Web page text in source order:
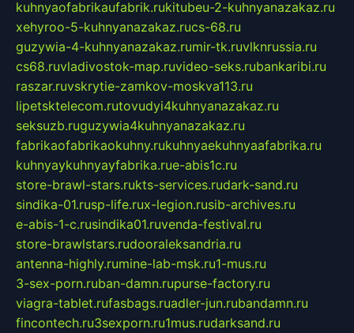
kuhnyaofabrikaufabrik.rukitubeu-2-kuhnyanazakaz.ru
xehyroo-5-kuhnyanazakaz.rucs-68.ru
guzywia-4-kuhnyanazakaz.rumir-tk.ruvlknrussia.ru
cs68.ruvladivostok-map.ruvideo-seks.rubankaribi.ru
raszar.ruvskrytie-zamkov-moskva113.ru
lipetsktelecom.rutovudyi4kuhnyanazakaz.ru
seksuzb.ruguzywia4kuhnyanazakaz.ru
fabrikaofabrikaokuhny.rukuhnyaekuhnyaafabrika.ru
kuhnyaykuhnyayfabrika.rue-abis1c.ru
store-brawl-stars.rukts-services.rudark-sand.ru
sindika-01.rusp-life.rux-legion.rusib-archives.ru
e-abis-1-c.rusindika01.ruvenda-festival.ru
store-brawlstars.rudooraleksandria.ru
antenna-highly.rumine-lab-msk.ru1-mus.ru
3-sex-porn.ruban-damn.rupurse-factory.ru
viagra-tablet.rufasbags.ruadler-jun.rubandamn.ru
fincontech.ru3sexporn.ru1mus.rudarksand.ru